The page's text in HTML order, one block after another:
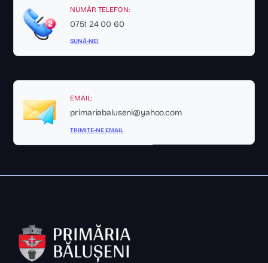
NUMĂR TELEFON:
0751 24 00 60
SUNĂ-NE!
EMAIL:
primariabaluseni@yahoo.com
TRIMITE-NE EMAIL